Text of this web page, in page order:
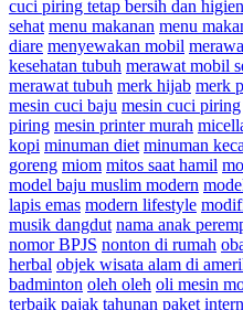
cuci piring tetap bersih dan
sehat menu makanan menu
diare menyewakan mobil
kesehatan tubuh merawat mobil
merawat tubuh merk hijab merk
mesin cuci baju mesin cuci piring
piring mesin printer murah
kopi minuman diet minuman
goreng miom mitos saat hamil
model baju muslim modern
lapis emas modern lifestyle
musik dangdut nama anak
nomor BPJS nonton di rumah
herbal objek wisata alam di
badminton oleh oleh oli mesin
terbaik pajak tahunan paket